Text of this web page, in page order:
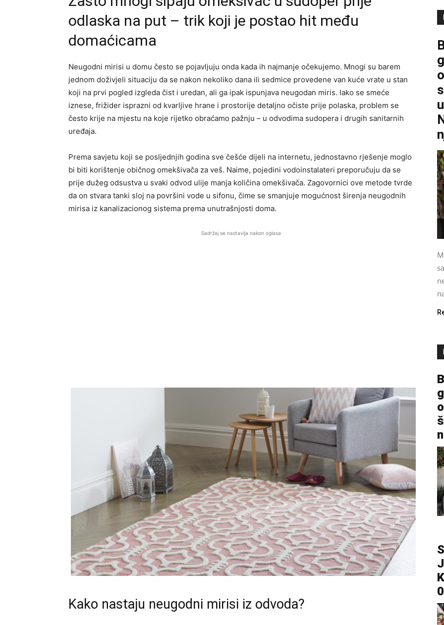
odlaska na put – trik koji je postao hit među
domaćicama
Neugodni mirisi u domu često se pojavljuju onda kada ih najmanje očekujemo. Mnogi su barem
jednom doživjeli situaciju da se nakon nekoliko dana ili sedmice provedene van kuće vrate u stan
koji na prvi pogled izgleda čist i uredan, ali ga ipak ispunjava neugodan miris. Iako se smeće
iznese, frižider isprazni od kvarljive hrane i prostorije detaljno očiste prije polaska, problem se
često krije na mjestu na koje rijetko obraćamo pažnju – u odvodima sudopera i drugih sanitarnih
uređaja.
Prema savjetu koji se posljednjih godina sve češće dijeli na internetu, jednostavno rješenje moglo
bi biti korištenje običnog omekšivača za veš. Naime, pojedini vodoinstalateri preporučuju da se
prije dužeg odsustva u svaki odvod ulije manja količina omekšivača. Zagovornici ove metode tvrde
da on stvara tanki sloj na površini vode u sifonu, čime se smanjuje mogućnost širenja neugodnih
mirisa iz kanalizacionog sistema prema unutrašnjosti doma.
Sadržaj se nastavlja nakon oglasa
Kako nastaju neugodni mirisi iz odvoda?